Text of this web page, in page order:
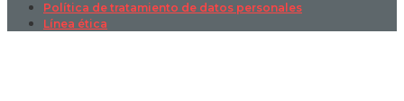
Política de tratamiento de datos personales
Línea ética